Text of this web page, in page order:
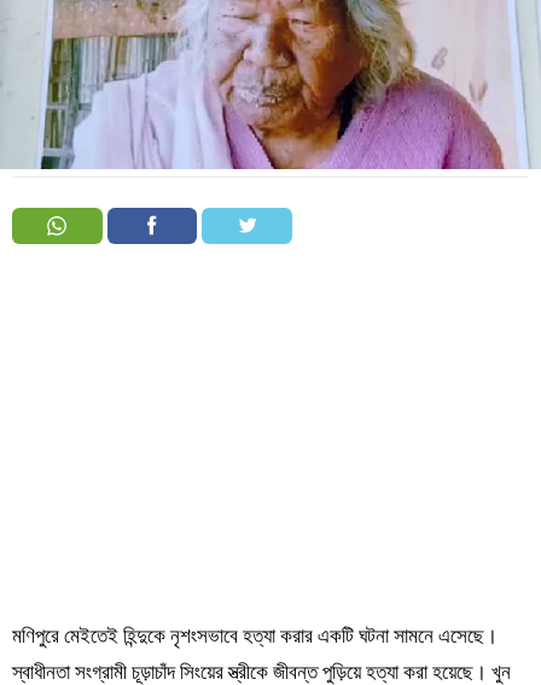
Order
Hindu
Temples
মণিপুরে মেইতেই হিন্দুকে নৃশংসভাবে হত্যা করার একটি ঘটনা সামনে এসেছে।
স্বাধীনতা সংগ্রামী চূড়াচাঁদ সিংয়ের স্ত্রীকে জীবন্ত পুড়িয়ে হত্যা করা হয়েছে। খুন